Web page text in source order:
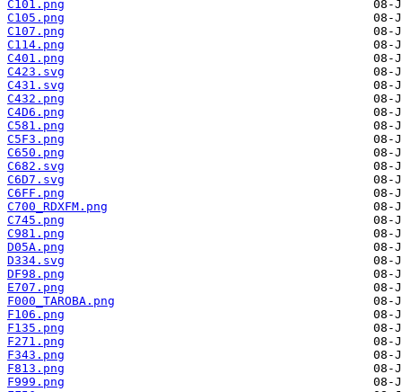
C101.png
C105.png
C107.png
C114.png
C401.png
C423.svg
C431.svg
C432.png
C4D6.png
C581.png
C5F3.png
C650.png
C682.svg
C6D7.svg
C6FF.png
C700_RDXFM.png
C745.png
C981.png
D05A.png
D334.svg
DF98.png
E707.png
F000_TAROBA.png
F106.png
F135.png
F271.png
F343.png
F813.png
F999.png